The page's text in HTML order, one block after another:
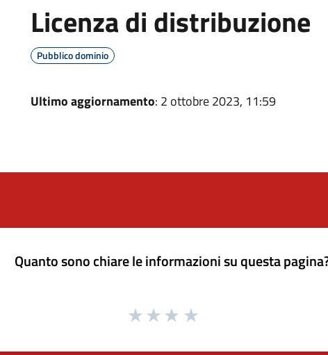
Licenza di distribuzione
Pubblico dominio
Ultimo aggiornamento: 2 ottobre 2023, 11:59
Quanto sono chiare le informazioni su questa